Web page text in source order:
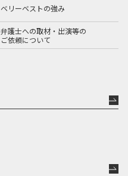
ベリーベストの強み
弁護士への取材・出演等の
ご依頼について